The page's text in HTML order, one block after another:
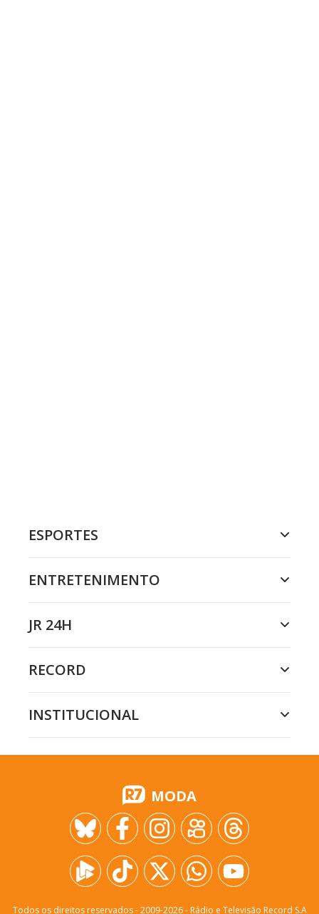
ESPORTES
ENTRETENIMENTO
JR 24H
RECORD
INSTITUCIONAL
MODA
Todos os direitos reservados - 2009-2026- Rádio e Televisão Record S.A